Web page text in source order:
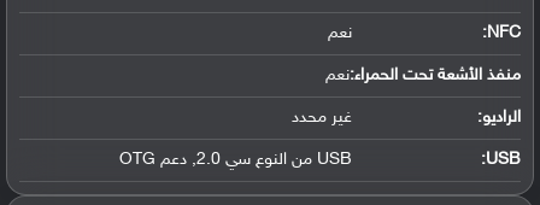
NFC
: نعم
منفذ الأشعة تحت الحمراء:نعم
الراديو: غير محدد
USB
: USB من النوع سي 2.0, دعم OTG